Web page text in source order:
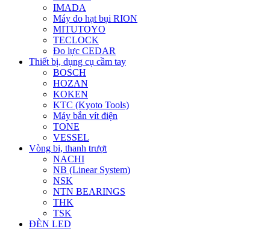
IMADA
Máy đo hạt bụi RION
MITUTOYO
TECLOCK
Đo lực CEDAR
Thiết bị, dụng cụ cầm tay
BOSCH
HOZAN
KOKEN
KTC (Kyoto Tools)
Máy bắn vít điện
TONE
VESSEL
Vòng bi, thanh trượt
NACHI
NB (Linear System)
NSK
NTN BEARINGS
THK
TSK
ĐÈN LED